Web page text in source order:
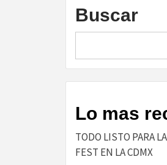
Buscar
Lo mas
TODO LISTO PARA
FEST EN LA CDMX